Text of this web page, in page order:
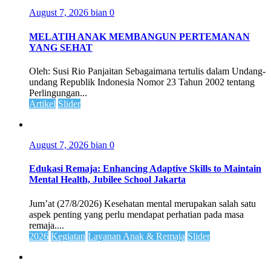
August 7, 2026 bian 0
MELATIH ANAK MEMBANGUN PERTEMANAN
YANG SEHAT
Oleh: Susi Rio Panjaitan Sebagaimana tertulis dalam Undang-
undang Republik Indonesia Nomor 23 Tahun 2002 tentang
Perlingungan...
Artikel Slider
August 7, 2026 bian 0
Edukasi Remaja: Enhancing Adaptive Skills to Maintain
Mental Health, Jubilee School Jakarta
Jum’at (27/8/2026) Kesehatan mental merupakan salah satu
aspek penting yang perlu mendapat perhatian pada masa
remaja....
2026 Kegiatan Layanan Anak & Remaja Slider